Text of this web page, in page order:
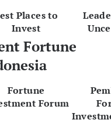
Places to
Invest
Fortune
Fortune
Forum